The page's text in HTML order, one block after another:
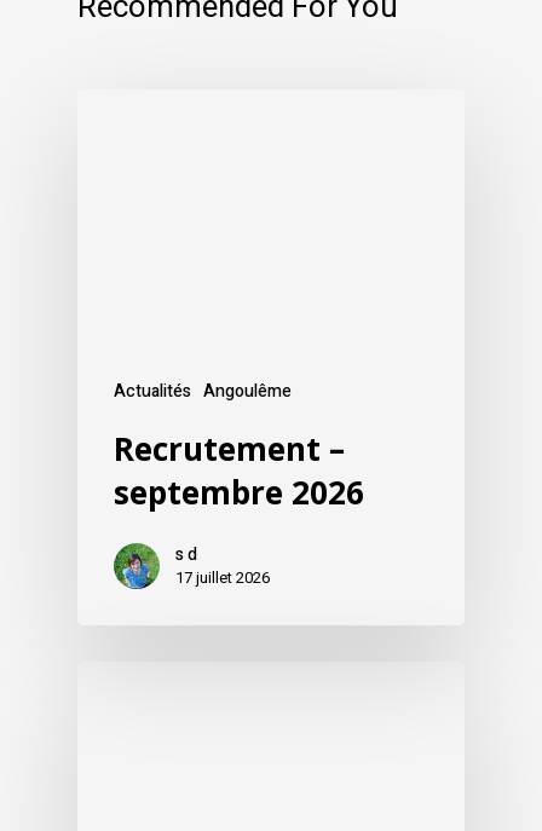
Actualités Angoulême
Recrutement –
septembre 2026
s d
17 juillet 2026